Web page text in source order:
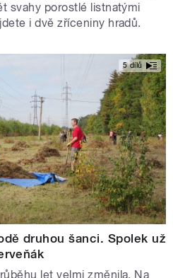
svahy porostlé listnatými
i dvě zříceniny hradů.
5 dílů
druhou šanci. Spolek už
let velmi změnila. Na